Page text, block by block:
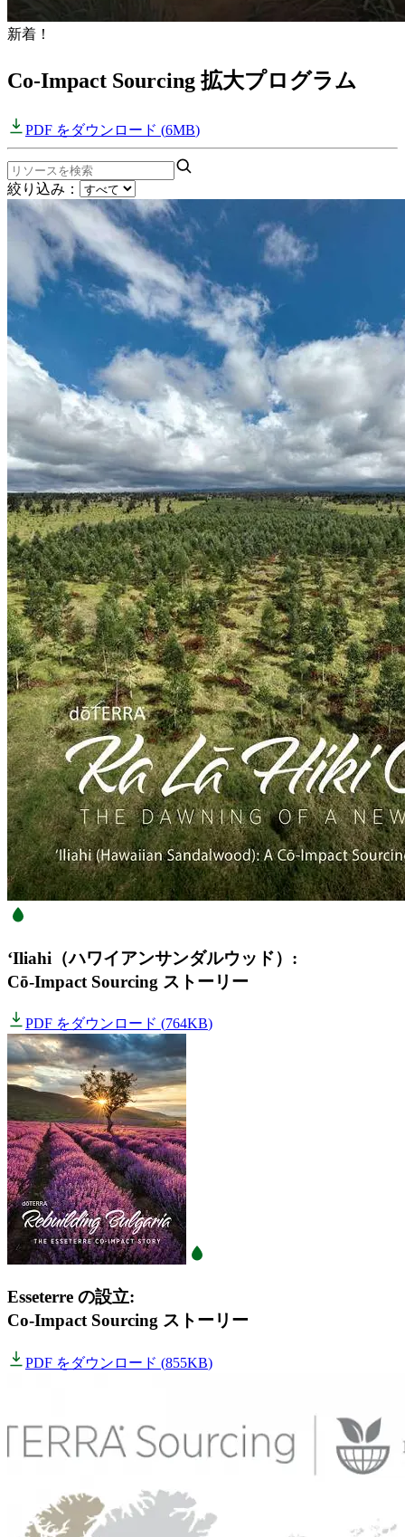
新着！
Co-Impact Sourcing 拡大プログラム
PDF をダウンロード (6MB)
絞り込み：
‘Iliahi（ハワイアンサンダルウッド）:
Cō-Impact Sourcing ストーリー
PDF をダウンロード (764KB)
Esseterre の設立:
Co-Impact Sourcing ストーリー
PDF をダウンロード (855KB)